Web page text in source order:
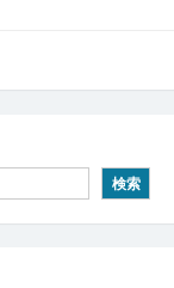
検索